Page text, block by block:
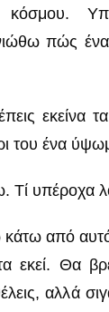
πώς
εκείνα
του ένα
Τί υπέροχα
από
εκεί. Θα
αλλά